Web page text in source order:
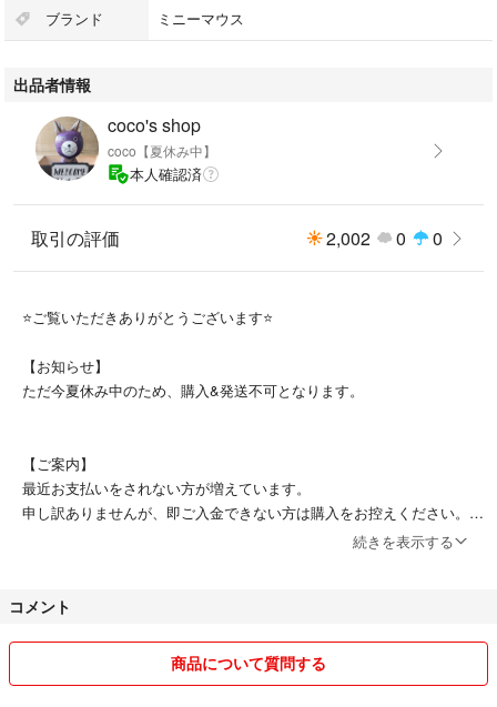
表地:ポリエステル
裏地:アルミ蒸着フィルム
シンプルでオシャレな折りたたみショッピングバッグです。
はもちろんのこと、
アウトドア、運動会、スポーツ等の荷物入れに活躍してくれます。
ファスナー付き。
◎初期からシワあります。
◎お値下げ不可
✔︎他にもエコバッグ出品中です
#cocoの出品エコバッグ
ディズニー
ミニーマウス
ブランド ミニーマウス
出品者情報
coco's shop
coco【夏休み中】
本人確認済
取引の評価 2,002 0 0
⭐️ご覧いただきありがとうございます⭐️
【お知らせ】
ただ今夏休み中のため、購入&発送不可となります。
【ご案内】
最近お支払いをされない方が増えています。
申し訳ありませんが、即ご入金できない方は購入をお控えください。
◎他フリマサイトと同時に出品しているためラクマの出品は、ほぼ【購
入申請あり】です。
続きを表示する
コメント
商品について質問する